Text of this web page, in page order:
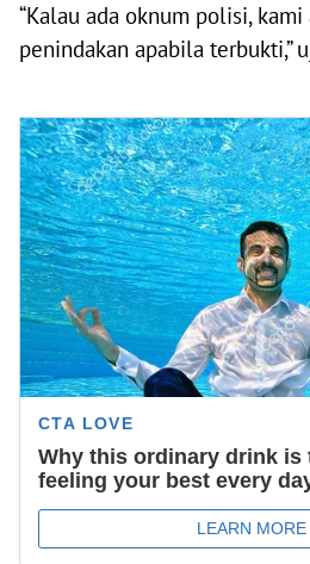
“Kalau ada oknum polisi,
penindakan apabila terbukti,”